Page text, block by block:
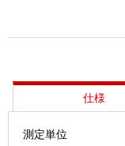
仕様
測定単位